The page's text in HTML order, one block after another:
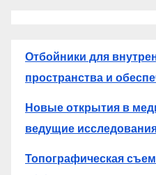
Отбойники для
пространства и
Новые открытия в
ведущие
Топографическая